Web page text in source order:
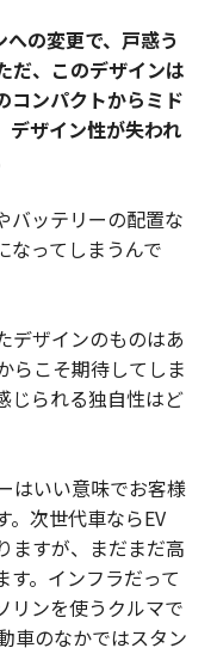
の変更で、戸惑う
だ、このデザインは
コンパクトからミド
デザイン性が失われ
バッテリーの配置な
なってしまうんで
デザインのものはあ
らこそ期待してしま
じられる独自性はど
はいい意味でお客様
。次世代車ならEV
ますが、まだまだ高
す。インフラだって
リンを使うクルマで
車のなかではスタン